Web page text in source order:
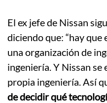
El ex jefe de Nissan
diciendo que: “hay que
una organización de
ingeniería. Y Nissan se
propia ingeniería. Así
de decidir qué